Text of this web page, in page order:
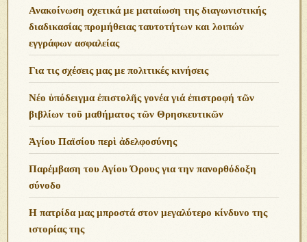
Ανακοίνωση σχετικά με ματαίωση της διαγωνιστικής
διαδικασίας προμήθειας ταυτοτήτων και λοιπών
εγγράφων ασφαλείας
Για τις σχέσεις μας με πολιτικές κινήσεις
Νέο ὑπόδειγμα ἐπιστολῆς γονέα γιά ἐπιστροφή τῶν
βιβλίων τοῦ μαθήματος τῶν Θρησκευτικῶν
Ἁγίου Παϊσίου περὶ ἀδελφοσύνης
Παρέμβαση του Αγίου Όρους για την πανορθόδοξη
σύνοδο
Η πατρίδα μας μπροστά στον μεγαλύτερο κίνδυνο της
ιστορίας της